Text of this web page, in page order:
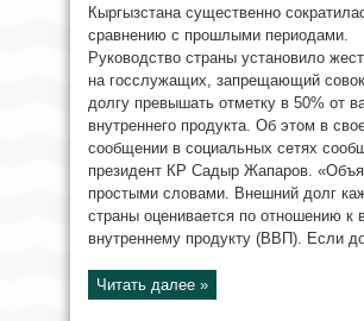
Кыргызстана существенно
сравнению с прошлыми периодами.
Руководство страны установило
на госслужащих, запрещающий
долгу превышать отметку в 50% от
внутреннего продукта. Об этом в
сообщении в социальных сетях
президент КР Садыр Жапаров.
простыми словами. Внешний долг
страны оценивается по отношению к
внутреннему продукту (ВВП). Если
Читать далее »